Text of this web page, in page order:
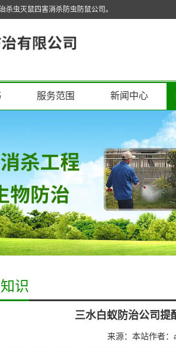
虫灭鼠四害消杀防虫防鼠公司。
服务范围 新闻中心
识
三水白蚁防治公司提
来源：本站作者：